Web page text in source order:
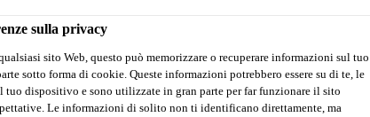
News Chi Siamo Soluzioni per i progetti
sulla privacy
sito Web, questo può memorizzare o recuperare informazioni sul tuo
sotto forma di cookie. Queste informazioni potrebbero essere su di te, le
tuo dispositivo e sono utilizzate in gran parte per far funzionare il sito
Le informazioni di solito non ti identificano direttamente, ma